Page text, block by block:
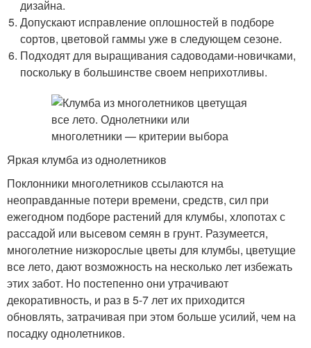
дизайна.
Допускают исправление оплошностей в подборе
сортов, цветовой гаммы уже в следующем сезоне.
Подходят для выращивания садоводами-новичками,
поскольку в большинстве своем неприхотливы.
Яркая клумба из однолетников
Поклонники многолетников ссылаются на
неоправданные потери времени, средств, сил при
ежегодном подборе растений для клумбы, хлопотах с
рассадой или высевом семян в грунт. Разумеется,
многолетние низкорослые цветы для клумбы, цветущие
все лето, дают возможность на несколько лет избежать
этих забот. Но постепенно они утрачивают
декоративность, и раз в 5-7 лет их приходится
обновлять, затрачивая при этом больше усилий, чем на
посадку однолетников.